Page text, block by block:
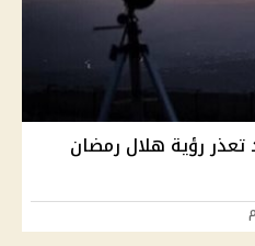
رؤية هلال رمضان